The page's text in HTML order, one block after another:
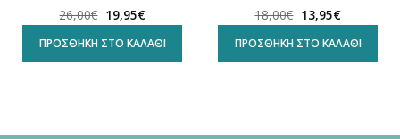
26,00€ Original
price
was:
26,00€.
19,95€Η
τρέχουσα
τιμή
είναι:
19,95€.
ΠΡΟΣΘΉΚΗ ΣΤΟ ΚΑΛΆΘΙ
18,00€ Original
price
was:
18,00€.
13,95€Η
τρέχουσα
τιμή
είναι:
13,95€.
ΠΡΟΣΘΉΚΗ ΣΤΟ ΚΑΛΆΘΙ